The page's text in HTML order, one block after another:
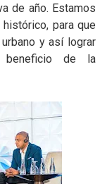
de año. Estamos
para que
y así lograr
beneficio de la